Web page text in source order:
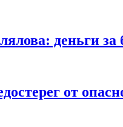
деньги за
от